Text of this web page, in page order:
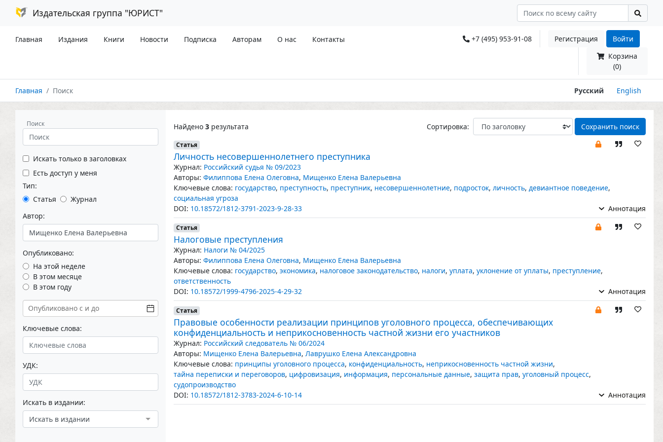
Издательская группа "ЮРИСТ"
Главная Издания Книги Новости Подписка Авторам О нас Контакты +7 (495) 953-91-08 Регистрация
Войти
Корзина
(0)
Главная Поиск Русский English
Поиск
Искать только в заголовках
Есть доступ у меня
Тип:
Статья
Журнал
Автор:
Опубликовано:
На этой неделе
В этом месяце
В этом году
Ключевые слова:
УДК:
Искать в издании:
Искать в издании
Найдено 3 результата Сортировка: Сохранить поиск
Статья
Личность несовершеннолетнего преступника
Журнал: Российский судья № 09/2023
Авторы: Филиппова Елена Олеговна, Мищенко Елена Валерьевна
Ключевые слова: государство, преступность, преступник, несовершеннолетние, подросток, личность, девиантное поведение,
социальная угроза
DOI: 10.18572/1812-3791-2023-9-28-33 Аннотация
Статья
Налоговые преступления
Журнал: Налоги № 04/2025
Авторы: Филиппова Елена Олеговна, Мищенко Елена Валерьевна
Ключевые слова: государство, экономика, налоговое законодательство, налоги, уплата, уклонение от уплаты, преступление,
ответственность
DOI: 10.18572/1999-4796-2025-4-29-32 Аннотация
Статья
Правовые особенности реализации принципов уголовного процесса, обеспечивающих
конфиденциальность и неприкосновенность частной жизни его участников
Журнал: Российский следователь № 06/2024
Авторы: Мищенко Елена Валерьевна, Лаврушко Елена Александровна
Ключевые слова: принципы уголовного процесса, конфиденциальность, неприкосновенность частной жизни,
тайна переписки и переговоров, цифровизация, информация, персональные данные, защита прав, уголовный процесс,
судопроизводство
DOI: 10.18572/1812-3783-2024-6-10-14 Аннотация